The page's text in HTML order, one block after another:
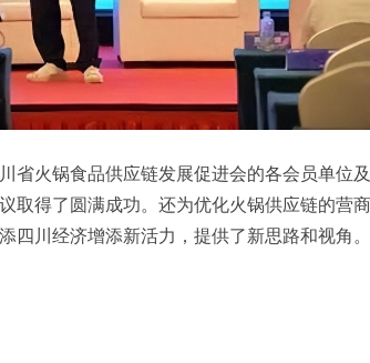
省火锅食品供应链发展促进会的各会员单位
取得了圆满成功。还为优化火锅供应链的营
四川经济增添新活力，提供了新思路和视角。